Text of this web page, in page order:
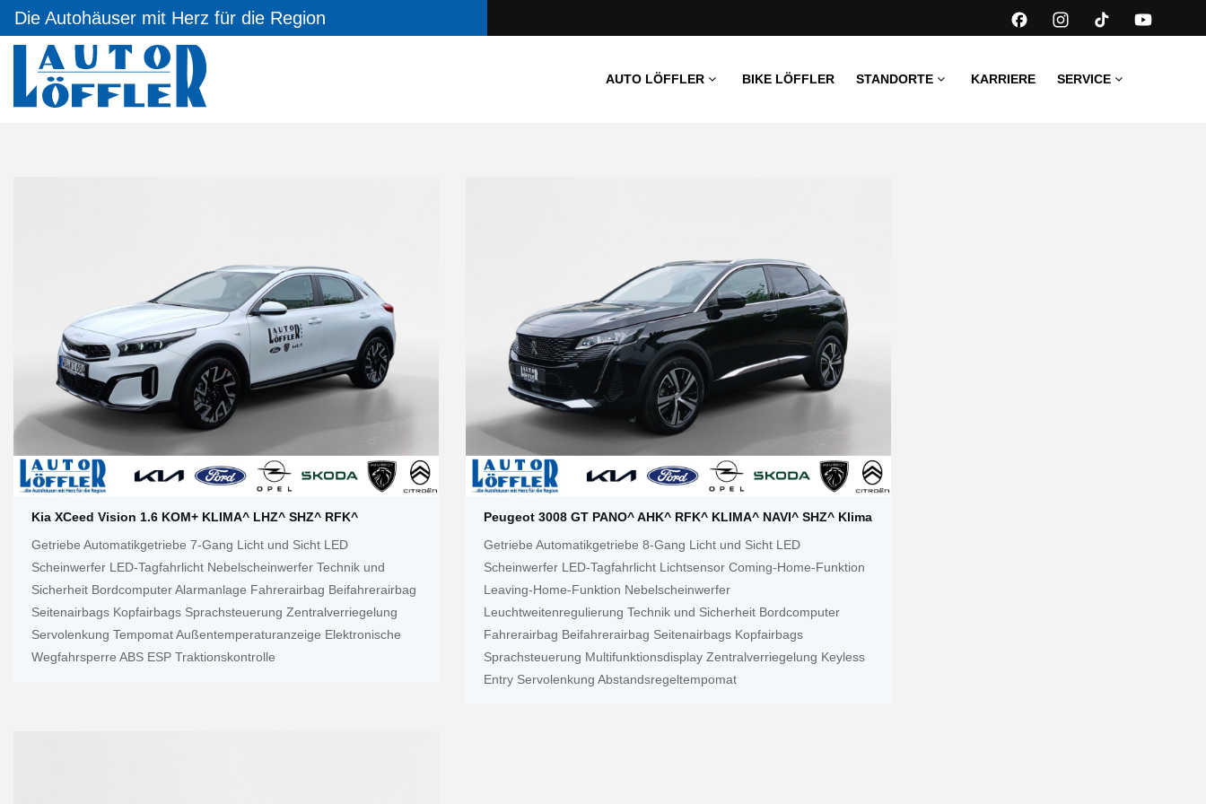
Die Autohäuser mit Herz für die Region
AUTO LÖFFLER BIKE LÖFFLER STANDORTE KARRIERE SERVICE
Kia XCeed Vision 1.6 KOM+ KLIMA^ LHZ^ SHZ^ RFK^
Getriebe Automatikgetriebe 7-Gang Licht und Sicht LED
Scheinwerfer LED-Tagfahrlicht Nebelscheinwerfer Technik und
Sicherheit Bordcomputer Alarmanlage Fahrerairbag Beifahrerairbag
Seitenairbags Kopfairbags Sprachsteuerung Zentralverriegelung
Servolenkung Tempomat Außentemperaturanzeige Elektronische
Wegfahrsperre ABS ESP Traktionskontrolle
Peugeot 3008 GT PANO^ AHK^ RFK^ KLIMA^ NAVI^ SHZ^ Klima
Getriebe Automatikgetriebe 8-Gang Licht und Sicht LED
Scheinwerfer LED-Tagfahrlicht Lichtsensor Coming-Home-Funktion
Leaving-Home-Funktion Nebelscheinwerfer
Leuchtweitenregulierung Technik und Sicherheit Bordcomputer
Fahrerairbag Beifahrerairbag Seitenairbags Kopfairbags
Sprachsteuerung Multifunktionsdisplay Zentralverriegelung Keyless
Entry Servolenkung Abstandsregeltempomat